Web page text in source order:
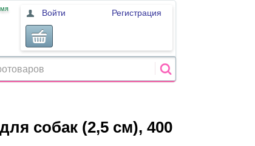
Войти Регистрация
собак (2,5 см), 400